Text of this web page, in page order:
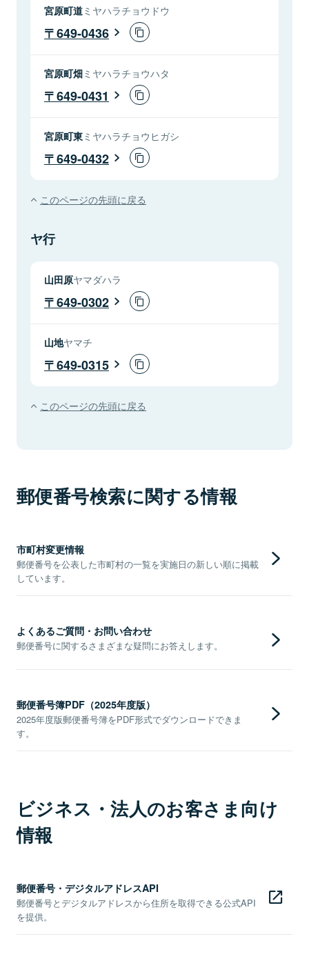
宮原町道ミヤハラチョウドウ
649-0436
宮原町畑ミヤハラチョウハタ
649-0431
宮原町東ミヤハラチョウヒガシ
649-0432
このページの先頭に戻る
ヤ行
山田原ヤマダハラ
649-0302
山地ヤマチ
649-0315
このページの先頭に戻る
郵便番号検索に関する情報
市町村変更情報
郵便番号を公表した市町村の一覧を実施日の新しい順に掲載
しています。
よくあるご質問・お問い合わせ
郵便番号に関するさまざまな疑問にお答えします。
郵便番号簿PDF（2025年度版）
2025年度版郵便番号簿をPDF形式でダウンロードできま
す。
ビジネス・法人のお客さま向け
情報
郵便番号・デジタルアドレスAPI
郵便番号とデジタルアドレスから住所を取得できる公式API
を提供。